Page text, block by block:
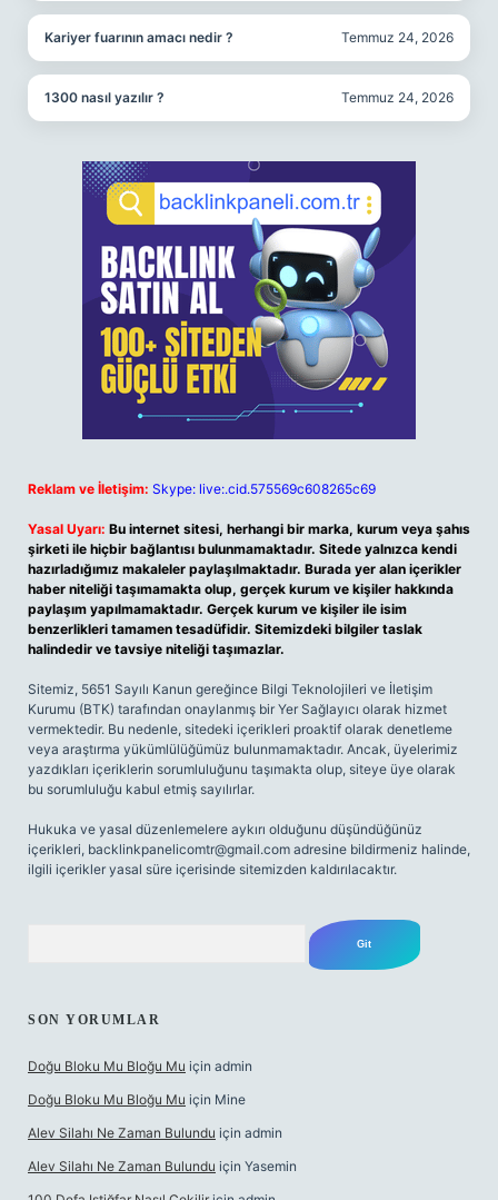
Kariyer fuarının amacı nedir ? Temmuz 24, 2026
1300 nasıl yazılır ? Temmuz 24, 2026
Reklam ve İletişim: Skype: live:.cid.575569c608265c69
Yasal Uyarı: Bu internet sitesi, herhangi bir marka, kurum veya şahıs
şirketi ile hiçbir bağlantısı bulunmamaktadır. Sitede yalnızca kendi
hazırladığımız makaleler paylaşılmaktadır. Burada yer alan içerikler
haber niteliği taşımamakta olup, gerçek kurum ve kişiler hakkında
paylaşım yapılmamaktadır. Gerçek kurum ve kişiler ile isim
benzerlikleri tamamen tesadüfidir. Sitemizdeki bilgiler taslak
halindedir ve tavsiye niteliği taşımazlar.
Sitemiz, 5651 Sayılı Kanun gereğince Bilgi Teknolojileri ve İletişim
Kurumu (BTK) tarafından onaylanmış bir Yer Sağlayıcı olarak hizmet
vermektedir. Bu nedenle, sitedeki içerikleri proaktif olarak denetleme
veya araştırma yükümlülüğümüz bulunmamaktadır. Ancak, üyelerimiz
yazdıkları içeriklerin sorumluluğunu taşımakta olup, siteye üye olarak
bu sorumluluğu kabul etmiş sayılırlar.
Hukuka ve yasal düzenlemelere aykırı olduğunu düşündüğünüz
içerikleri, backlinkpanelicomtr@gmail.com adresine bildirmeniz halinde,
ilgili içerikler yasal süre içerisinde sitemizden kaldırılacaktır.
SON YORUMLAR
Doğu Bloku Mu Bloğu Mu için admin
Doğu Bloku Mu Bloğu Mu için Mine
Alev Silahı Ne Zaman Bulundu için admin
Alev Silahı Ne Zaman Bulundu için Yasemin